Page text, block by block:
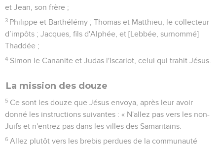
et Jean, son frère ;
3 Philippe et Barthélémy ; Thomas et Matthieu, le collecteur
d’impôts ; Jacques, fils d'Alphée, et [Lebbée, surnommé]
Thaddée ;
4 Simon le Cananite et Judas l'Iscariot, celui qui trahit Jésus.
La mission des douze
5 Ce sont les douze que Jésus envoya, après leur avoir
donné les instructions suivantes : « N'allez pas vers les non-
Juifs et n'entrez pas dans les villes des Samaritains.
6 Allez plutôt vers les brebis perdues de la communauté